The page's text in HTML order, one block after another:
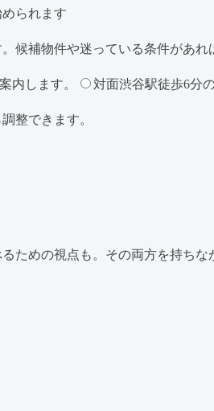
られます
候補物件や迷っている条件があれ
内します。 対面渋谷駅徒歩6分
整できます。
ための視点も。その両方を持ちな